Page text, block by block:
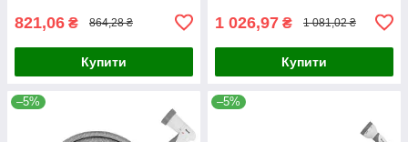
821,06 ₴ 864,28 ₴
Купити
1 026,97 ₴ 1 081,02 ₴
Купити
–5% –5%